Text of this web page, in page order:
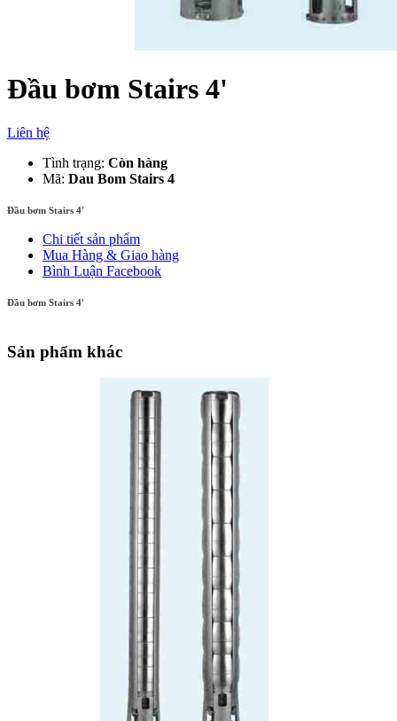
Đầu bơm Stairs 4'
Liên hệ
Tình trạng: Còn hàng
Mã: Dau Bom Stairs 4
Đầu bơm Stairs 4'
Chi tiết sản phẩm
Mua Hàng & Giao hàng
Bình Luận Facebook
Đầu bơm Stairs 4'
Sản phẩm khác